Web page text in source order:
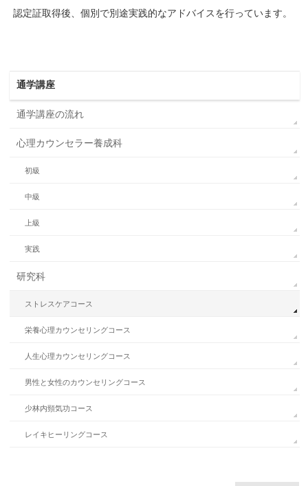
認定証取得後、個別で別途実践的なアドバイスを行っています。
通学講座
通学講座の流れ
心理カウンセラー養成科
初級
中級
上級
実践
研究科
ストレスケアコース
栄養心理カウンセリングコース
人生心理カウンセリングコース
男性と女性のカウンセリングコース
少林内頸気功コース
レイキヒーリングコース